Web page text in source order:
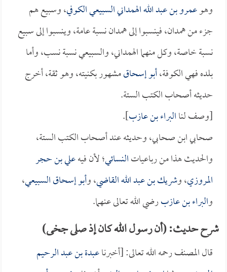
وهوعمرو بن عبد الله الهمداني السبيعي الكوفي، وسبيع هم
جزء من همدان، فينسبوا إلى همدان نسبة عامة، وينسبوا إلى سبيع
نسبة خاصة، وكل منهما الهمداني، والسبيعي نسبة نسب، وأما
بلده فهي الكوفة،أبو إسحاقمشهور بكنيته، وهو ثقة، أخرج
حديثه أصحاب الكتب الستة.
[وصف لناالبراء بن عازب].
صحابي ابن صحابي، وحديثه عند أصحاب الكتب الستة،
والحديث هذا من رباعياتالنسائي؛ لأن فيهعلي بن حجر
المروزي، وشريك بن عبد الله القاضي، وأبو إسحاق السبيعي،
والبراء بن عازبرضي الله تعالى عنهما.
شرح حديث: (أن رسول الله كان إذ صلى جخى)
قال المصنف رحمه الله تعالى: [أخبرناعبدة بن عبد الرحيم